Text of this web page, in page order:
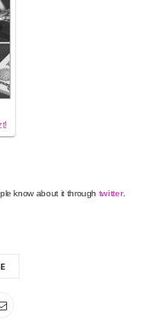
know about it through twitter.